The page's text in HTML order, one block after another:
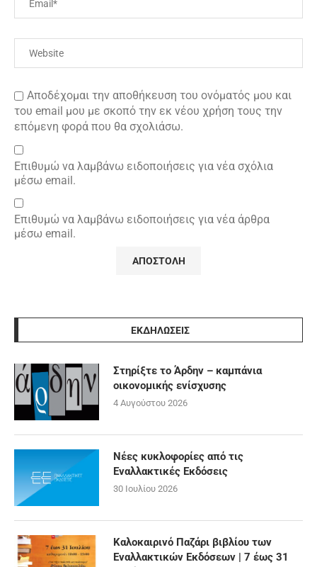
Αποδέχομαι την αποθήκευση του ονόματός μου και
του email μου με σκοπό την εκ νέου χρήση τους την
επόμενη φορά που θα σχολιάσω.
Επιθυμώ να λαμβάνω ειδοποιήσεις για νέα σχόλια
μέσω email.
Επιθυμώ να λαμβάνω ειδοποιήσεις για νέα άρθρα
μέσω email.
ΕΚΔΗΛΩΣΕΙΣ
Στηρίξτε το Άρδην – καμπάνια
οικονομικής ενίσχυσης
4 Αυγούστου 2026
Νέες κυκλοφορίες από τις
Εναλλακτικές Εκδόσεις
30 Ιουλίου 2026
Καλοκαιρινό Παζάρι βιβλίου των
Εναλλακτικών Εκδόσεων | 7 έως 31